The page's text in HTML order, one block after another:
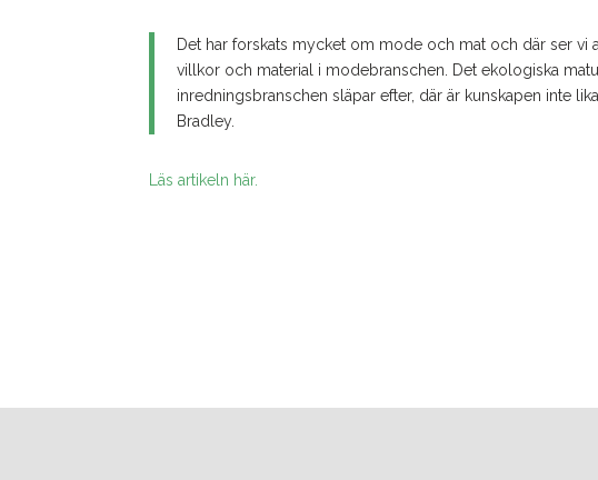
Det har forskats mycket om mode och mat och där ser vi
villkor och material i modebranschen. Det ekologiska
inredningsbranschen släpar efter, där är kunskapen inte
Bradley.
Läs artikeln här.